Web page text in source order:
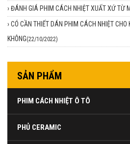
› ĐÁNH GIÁ PHIM CÁCH NHIỆT XUẤT XỨ TỪ
› CÓ CẦN THIẾT DÁN PHIM CÁCH NHIỆT CHO
KHÔNG(22/10/2022)
SẢN PHẨM
PHIM CÁCH NHIỆT Ô TÔ
PHỦ CERAMIC